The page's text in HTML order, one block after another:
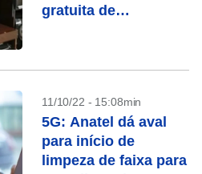
gratuita de
11/10/22 - 15:08min
5G: Anatel dá aval
para início de
limpeza de faixa para